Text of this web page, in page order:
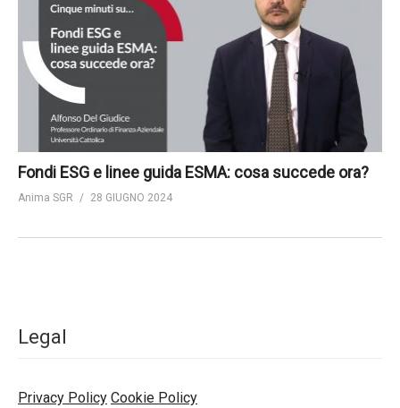
Fondi ESG e linee guida ESMA: cosa succede ora?
Anima SGR 28 GIUGNO 2024
Legal
Privacy Policy Cookie Policy